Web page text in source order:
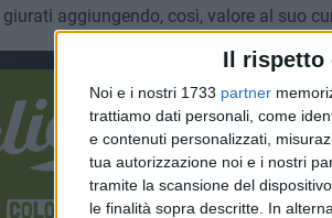
Il rispetto
Noi e i nostri 1733 partner
trattiamo dati personali, come
e contenuti personalizzati,
tua autorizzazione noi e i nostri
tramite la scansione del
le finalità sopra descritte. In
aggiungendo, così, valore al suo